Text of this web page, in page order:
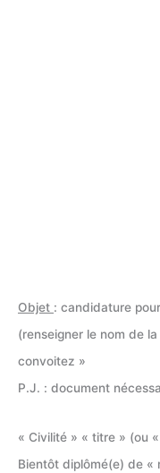
À
«
Objet : candidature
(renseigner le nom de
convoitez »
P.J. : document
« Civilité » « titre » (ou
Bientôt diplômé(e) de «